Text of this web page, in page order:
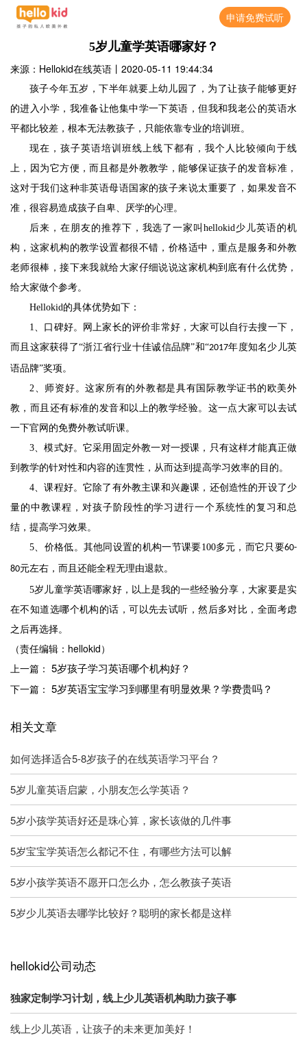
申请免费试听
5岁儿童学英语哪家好？
来源：Hellokid在线英语 丨 2020-05-11 19:44:34
孩子今年五岁，下半年就要上幼儿园了，为了让孩子能够更好
的进入小学，我准备让他集中学一下英语，但我和我老公的英语水
平都比较差，根本无法教孩子，只能依靠专业的培训班。
现在，孩子英语培训班线上线下都有，我个人比较倾向于线
上，因为它方便，而且都是外教教学，能够保证孩子的发音标准，
这对于我们这种非英语母语国家的孩子来说太重要了，如果发音不
准，很容易造成孩子自卑、厌学的心理。
后来，在朋友的推荐下，我选了一家叫hellokid少儿英语的机
构，这家机构的教学设置都很不错，价格适中，重点是服务和外教
老师很棒，接下来我就给大家仔细说说这家机构到底有什么优势，
给大家做个参考。
Hellokid的具体优势如下：
1、 口碑好。网上家长的评价非常好，大家可以自行去搜一下，
而且这家获得了“浙江省行业十佳诚信品牌”和“2017年度知名少儿英
语品牌”奖项。
2、 师资好。这家所有的外教都是具有国际教学证书的欧美外
教，而且还有标准的发音和以上的教学经验。这一点大家可以去试
一下官网的免费外教试听课。
3、模式好。它采用固定外教一对一授课，只有这样才能真正做
到教学的针对性和内容的连贯性，从而达到提高学习效率的目的。
4、课程好。它除了有外教主课和兴趣课，还创造性的开设了少
量的中教课程，对孩子阶段性的学习进行一个系统性的复习和总
结，提高学习效果。
5、 价格低。其他同设置的机构一节课要100多元，而它只要60-
80元左右，而且还能全程无理由退款。
5岁儿童学英语哪家好，以上是我的一些经验分享，大家要是实
在不知道选哪个机构的话，可以先去试听，然后多对比，全面考虑
之后再选择。
（责任编辑：hellokid）
上一篇： 5岁孩子学习英语哪个机构好？
下一篇： 5岁英语宝宝学习到哪里有明显效果？学费贵吗？
相关文章
如何选择适合5-8岁孩子的在线英语学习平台？
5岁儿童英语启蒙，小朋友怎么学英语？
5岁小孩学英语好还是珠心算，家长该做的几件事
5岁宝宝学英语怎么都记不住，有哪些方法可以解
5岁小孩学英语不愿开口怎么办，怎么教孩子英语
5岁少儿英语去哪学比较好？聪明的家长都是这样
hellokid公司动态
独家定制学习计划，线上少儿英语机构助力孩子事
线上少儿英语，让孩子的未来更加美好！